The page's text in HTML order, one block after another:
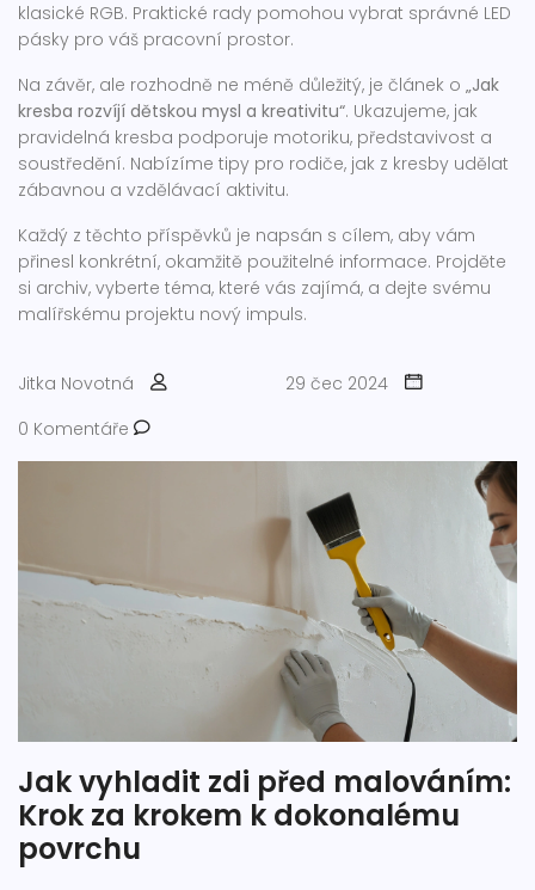
klasické RGB. Praktické rady pomohou vybrat správné LED
pásky pro váš pracovní prostor.
Na závěr, ale rozhodně ne méně důležitý, je článek o „Jak
kresba rozvíjí dětskou mysl a kreativitu“. Ukazujeme, jak
pravidelná kresba podporuje motoriku, představivost a
soustředění. Nabízíme tipy pro rodiče, jak z kresby udělat
zábavnou a vzdělávací aktivitu.
Každý z těchto příspěvků je napsán s cílem, aby vám
přinesl konkrétní, okamžitě použitelné informace. Projděte
si archiv, vyberte téma, které vás zajímá, a dejte svému
malířskému projektu nový impuls.
Jitka Novotná
29 čec 2024
0 Komentáře
Jak vyhladit zdi před malováním:
Krok za krokem k dokonalému
povrchu